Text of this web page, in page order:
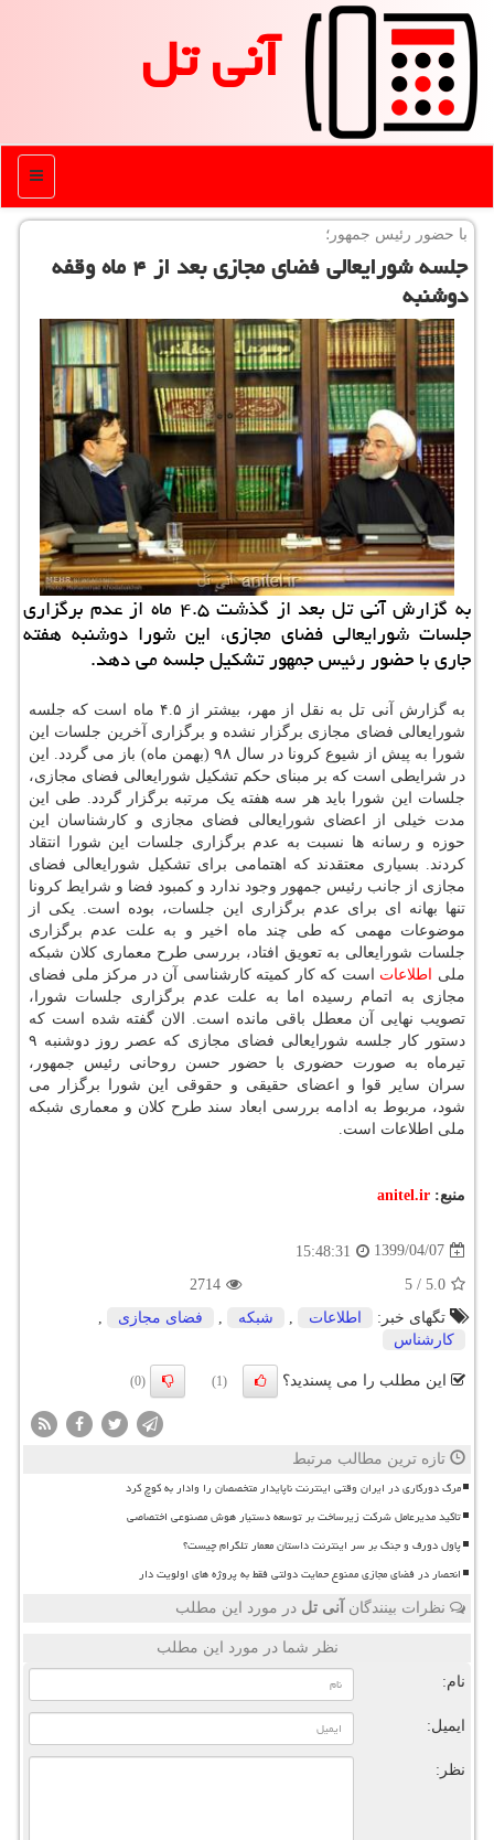
آنی تل
منو
با حضور رئیس جمهور؛
جلسه شورایعالی فضای مجازی بعد از ۴ ماه وقفه
دوشنبه
به گزارش آنی تل بعد از گذشت ۴.۵ ماه از عدم برگزاری
جلسات شورایعالی فضای مجازی، این شورا دوشنبه هفته
جاری با حضور رئیس جمهور تشكیل جلسه می دهد.
به گزارش آنی تل به نقل از مهر، بیشتر از ۴.۵ ماه است که جلسه
شورایعالی فضای مجازی برگزار نشده و برگزاری آخرین جلسات این
شورا به پیش از شیوع کرونا در سال ۹۸ (بهمن ماه) باز می گردد. این
در شرایطی است که بر مبنای حکم تشکیل شورایعالی فضای مجازی،
جلسات این شورا باید هر سه هفته یک مرتبه برگزار گردد. طی این
مدت خیلی از اعضای شورایعالی فضای مجازی و کارشناسان این
حوزه و رسانه ها نسبت به عدم برگزاری جلسات این شورا انتقاد
کردند. بسیاری معتقدند که اهتمامی برای تشکیل شورایعالی فضای
مجازی از جانب رئیس جمهور وجود ندارد و کمبود فضا و شرایط کرونا
تنها بهانه ای برای عدم برگزاری این جلسات، بوده است. یکی از
موضوعات مهمی که طی چند ماه اخیر و به علت عدم برگزاری
جلسات شورایعالی به تعویق افتاد، بررسی طرح معماری کلان شبکه
ملی
اطلاعات است که کار کمیته کارشناسی آن در مرکز ملی فضای
مجازی به اتمام رسیده اما به علت عدم برگزاری جلسات شورا،
تصویب نهایی آن معطل باقی مانده است. الان گفته شده است که
دستور کار جلسه شورایعالی فضای مجازی که عصر روز دوشنبه ۹
تیرماه به صورت حضوری با حضور حسن روحانی رئیس جمهور،
سران سایر قوا و اعضای حقیقی و حقوقی این شورا برگزار می
شود، مربوط به ادامه بررسی ابعاد سند طرح کلان و معماری شبکه
ملی اطلاعات است.
منبع: anitel.ir
1399/04/07
15:48:31
5.0
/
5
2714
تگهای خبر:
اطلاعات شبكه فضای مجازی
كارشناس
این مطلب را می پسندید؟ (1)
(0)
تازه ترین مطالب مرتبط
مرگ دورکاری در ایران وقتی اینترنت ناپایدار متخصصان را وادار به کوچ کرد
تاکید مدیرعامل شرکت زیرساخت بر توسعه دستیار هوش مصنوعی اختصاصی
پاول دورف و جنگ بر سر اینترنت داستان معمار تلگرام چیست؟
انحصار در فضای مجازی ممنوع حمایت دولتی فقط به پروژه های اولویت دار
نظرات بینندگان آنی تل در مورد این مطلب
نظر شما در مورد این مطلب
نام:
ایمیل:
نظر: